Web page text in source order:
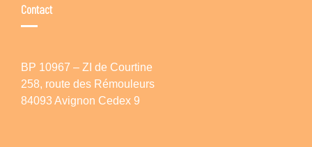
Contact
BP 10967 – ZI de Courtine
258, route des Rémouleurs
84093 Avignon Cedex 9